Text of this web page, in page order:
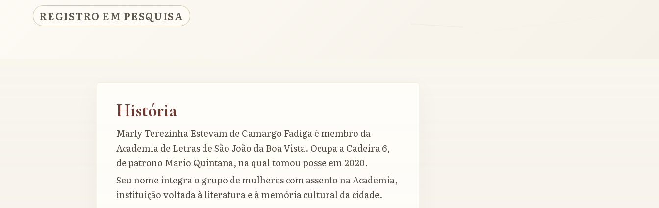
REGISTRO EM PESQUISA
História
Marly Terezinha Estevam de Camargo Fadiga é membro da
Academia de Letras de São João da Boa Vista. Ocupa a Cadeira 6,
de patrono Mario Quintana, na qual tomou posse em 2020.
Seu nome integra o grupo de mulheres com assento na Academia,
instituição voltada à literatura e à memória cultural da cidade.